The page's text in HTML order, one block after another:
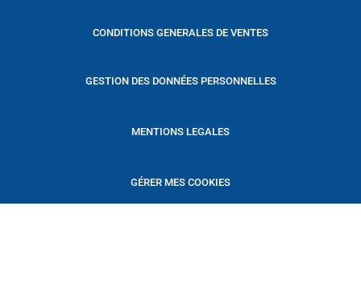
CONDITIONS GENERALES DE VENTES
GESTION DES DONNÉES PERSONNELLES
MENTIONS LEGALES
GÉRER MES COOKIES